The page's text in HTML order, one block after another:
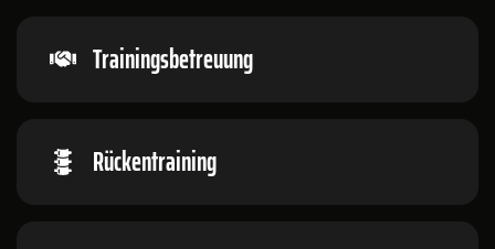
Trainingsbetreuung
Rückentraining